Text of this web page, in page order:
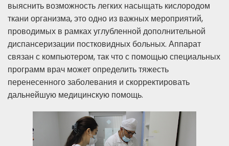
выяснить возможность легких насыщать кислородом
ткани организма, это одно из важных мероприятий,
проводимых в рамках углубленной дополнительной
диспансеризации постковидных больных. Аппарат
связан с компьютером, так что с помощью специальных
программ врач может определить тяжесть
перенесенного заболевания и скорректировать
дальнейшую медицинскую помощь.